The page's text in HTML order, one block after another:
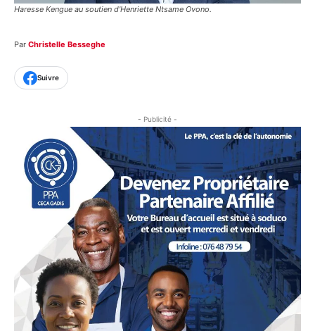
Haresse Kengue au soutien d'Henriette Ntsame Ovono.
Par Christelle Besseghe
Suivre
- Publicité -